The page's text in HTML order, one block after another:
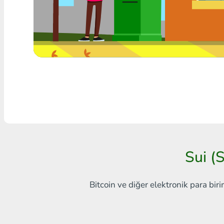
Herhangi bir banka THB
Visa/MasterCard MDL
Visa/MasterCard AMD
Sui
Bitcoin ve diğer elektronik para